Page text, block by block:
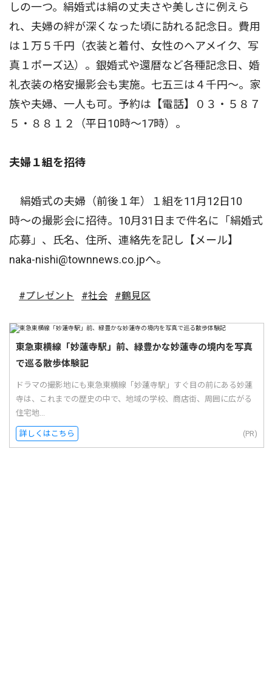
しの一つ。絹婚式は絹の丈夫さや美しさに例えら
れ、夫婦の絆が深くなった頃に訪れる記念日。費用
は１万５千円（衣装と着付、女性のヘアメイク、写
真１ポーズ込）。銀婚式や還暦など各種記念日、婚
礼衣装の格安撮影会も実施。七五三は４千円〜。家
族や夫婦、一人も可。予約は【電話】０３・５８７
５・８８１２（平日10時〜17時）。
夫婦１組を招待
絹婚式の夫婦（前後１年）１組を11月12日10
時〜の撮影会に招待。10月31日まで件名に「絹婚式
応募」、氏名、住所、連絡先を記し【メール】
naka-nishi@townnews.co.jpへ。
#プレゼント #社会 #鶴見区
東急東横線「妙蓮寺駅」前、緑豊かな妙蓮寺の境内を写真
で巡る散歩体験記
ドラマの撮影地にも東急東横線「妙蓮寺駅」すぐ目の前にある妙蓮
寺は、これまでの歴史の中で、地域の学校、商店街、周囲に広がる
住宅地...
詳しくはこちら (PR)